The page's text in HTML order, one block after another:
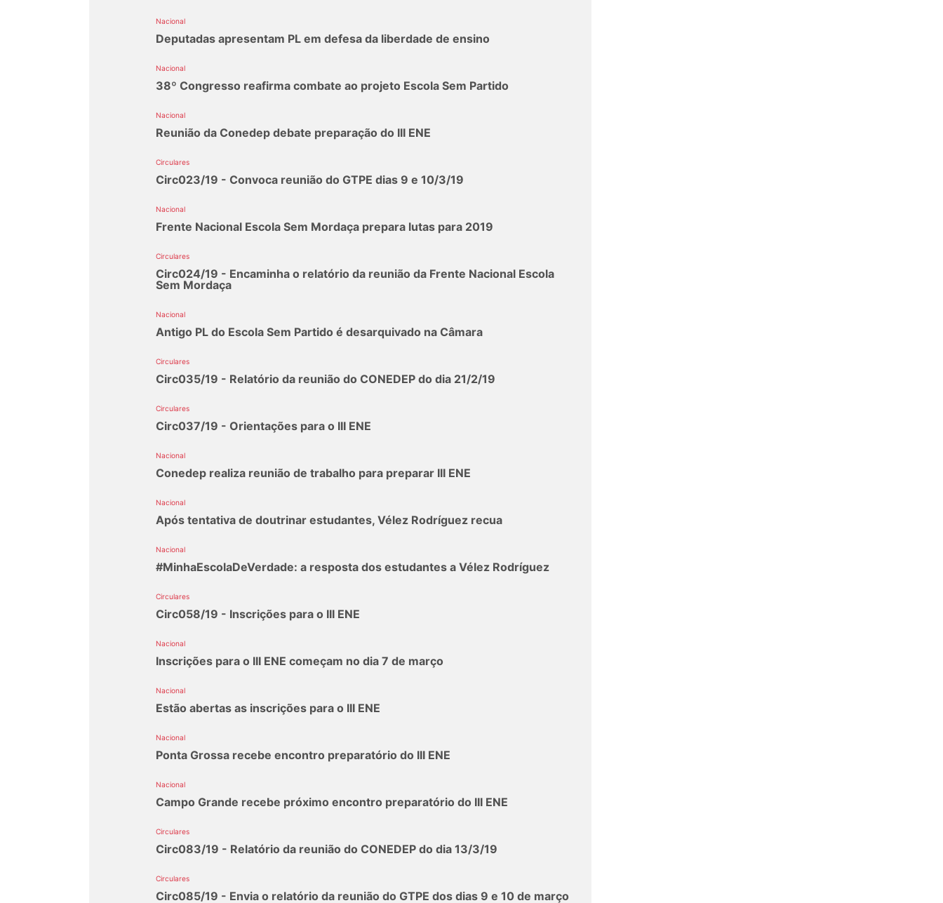
Nacional
Deputadas apresentam PL em defesa da liberdade de ensino
Nacional
38º Congresso reafirma combate ao projeto Escola Sem Partido
Nacional
Reunião da Conedep debate preparação do III ENE
Circulares
Circ023/19 - Convoca reunião do GTPE dias 9 e 10/3/19
Nacional
Frente Nacional Escola Sem Mordaça prepara lutas para 2019
Circulares
Circ024/19 - Encaminha o relatório da reunião da Frente Nacional Escola
Sem Mordaça
Nacional
Antigo PL do Escola Sem Partido é desarquivado na Câmara
Circulares
Circ035/19 - Relatório da reunião do CONEDEP do dia 21/2/19
Circulares
Circ037/19 - Orientações para o III ENE
Nacional
Conedep realiza reunião de trabalho para preparar III ENE
Nacional
Após tentativa de doutrinar estudantes, Vélez Rodríguez recua
Nacional
#MinhaEscolaDeVerdade: a resposta dos estudantes a Vélez Rodríguez
Circulares
Circ058/19 - Inscrições para o III ENE
Nacional
Inscrições para o III ENE começam no dia 7 de março
Nacional
Estão abertas as inscrições para o III ENE
Nacional
Ponta Grossa recebe encontro preparatório do III ENE
Nacional
Campo Grande recebe próximo encontro preparatório do III ENE
Circulares
Circ083/19 - Relatório da reunião do CONEDEP do dia 13/3/19
Circulares
Circ085/19 - Envia o relatório da reunião do GTPE dos dias 9 e 10 de março